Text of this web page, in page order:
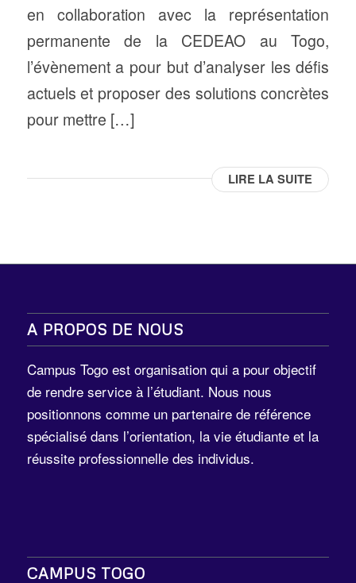
en collaboration avec la représentation
permanente de la CEDEAO au Togo,
l’évènement a pour but d’analyser les défis
actuels et proposer des solutions concrètes
pour mettre […]
LIRE LA SUITE
A PROPOS DE NOUS
Campus Togo est organisation qui a pour objectif
de rendre service à l’étudiant. Nous nous
positionnons comme un partenaire de référence
spécialisé dans l’orientation, la vie étudiante et la
réussite professionnelle des individus.
CAMPUS TOGO